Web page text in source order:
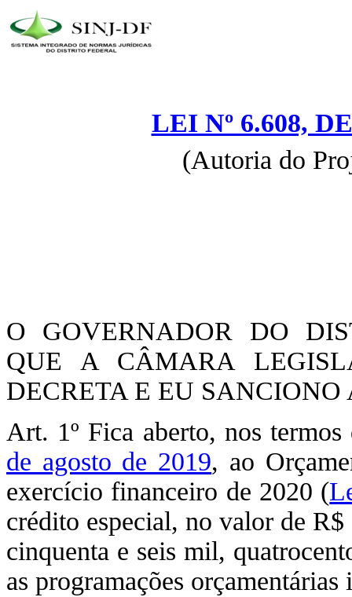
LEI Nº 6.608,
(Autoria do
O GOVERNADOR DO
QUE A CÂMARA
DECRETA E EU
Art. 1º Fica aberto, nos
de agosto de 2019, ao
exercício financeiro de 2020 (
crédito especial, no valor de
cinquenta e seis mil,
as programações